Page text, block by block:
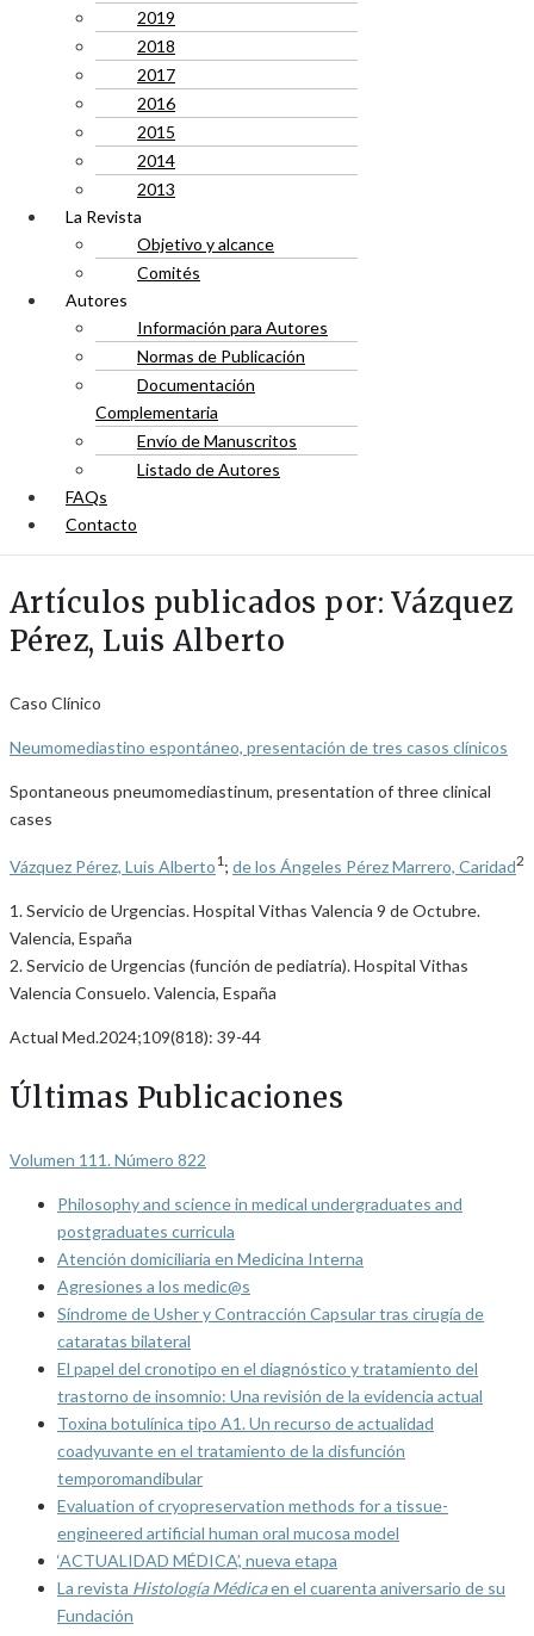
2019
2018
2017
2016
2015
2014
2013
La Revista
Objetivo y alcance
Comités
Autores
Información para Autores
Normas de Publicación
Documentación
Complementaria
Envío de Manuscritos
Listado de Autores
FAQs
Contacto
Artículos publicados por: Vázquez
Pérez, Luis Alberto
Caso Clínico
Neumomediastino espontáneo, presentación de tres casos clínicos
Spontaneous pneumomediastinum, presentation of three clinical
cases
Vázquez Pérez, Luis Alberto1 ; de los Ángeles Pérez Marrero, Caridad2
1. Servicio de Urgencias. Hospital Vithas Valencia 9 de Octubre.
Valencia, España
2. Servicio de Urgencias (función de pediatría). Hospital Vithas
Valencia Consuelo. Valencia, España
Actual Med.2024;109(818): 39-44
Últimas Publicaciones
Volumen 111. Número 822
Philosophy and science in medical undergraduates and
postgraduates curricula
Atención domiciliaria en Medicina Interna
Agresiones a los medic@s
Síndrome de Usher y Contracción Capsular tras cirugía de
cataratas bilateral
El papel del cronotipo en el diagnóstico y tratamiento del
trastorno de insomnio: Una revisión de la evidencia actual
Toxina botulínica tipo A1. Un recurso de actualidad
coadyuvante en el tratamiento de la disfunción
temporomandibular
Evaluation of cryopreservation methods for a tissue-
engineered artificial human oral mucosa model
‘ACTUALIDAD MÉDICA’, nueva etapa
La revista Histología Médicaen el cuarenta aniversario de su
Fundación